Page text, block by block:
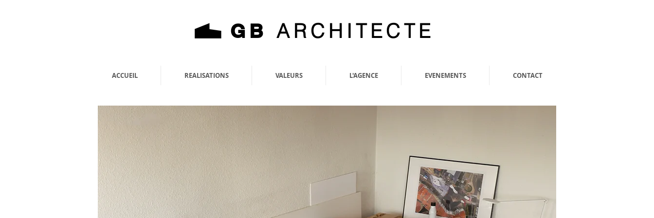
GB ARCHITECTE
ACCUEIL REALISATIONS VALEURS L'AGENCE EVENEMENTS CONTACT